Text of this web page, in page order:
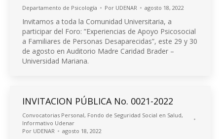
Departamento de Psicología Por UDENAR agosto 18, 2022
Invitamos a toda la Comunidad Universitaria, a
participar del Foro: ”Experiencias de Apoyo Psicosocial
a Familiares de Personas Desaparecidas”, este 29 y 30
de agosto en Auditorio Madre Caridad Brader –
Universidad Mariana.
INVITACION PÚBLICA No. 0021-2022
Convocatorias Personal, Fondo de Seguridad Social en Salud,
Informativo Udenar
Por UDENAR agosto 18, 2022